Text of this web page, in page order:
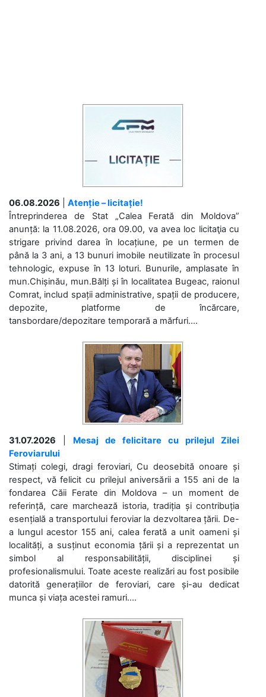
06.08.2026
Atenție – licitație!
Întreprinderea de Stat „Calea Ferată din Moldova”
anunță: la 11.08.2026, ora 09.00, va avea loc licitaţia cu
strigare privind darea în locațiune, pe un termen de
până la 3 ani, a 13 bunuri imobile neutilizate în procesul
tehnologic, expuse în 13 loturi. Bunurile, amplasate în
mun.Chișinău, mun.Bălți și în localitatea Bugeac, raionul
Comrat, includ spații administrative, spații de producere,
depozite, platforme de încărcare,
tansbordare/depozitare temporară a mărfuri....
31.07.2026
Mesaj de felicitare cu prilejul Zilei
Feroviarului
Stimați colegi, dragi feroviari, Cu deosebită onoare și
respect, vă felicit cu prilejul aniversării a 155 ani de la
fondarea Căii Ferate din Moldova – un moment de
referință, care marchează istoria, tradiția și contribuția
esențială a transportului feroviar la dezvoltarea țării. De-
a lungul acestor 155 ani, calea ferată a unit oameni și
localități, a susținut economia țării și a reprezentat un
simbol al responsabilității, disciplinei și
profesionalismului. Toate aceste realizări au fost posibile
datorită generațiilor de feroviari, care și-au dedicat
munca și viața acestei ramuri....